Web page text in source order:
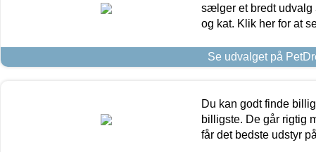
sælger et bredt udvalg
og kat. Klik her for at
Se udvalget på
Du kan godt finde
billigste. De går rigtig
får det bedste udstyr